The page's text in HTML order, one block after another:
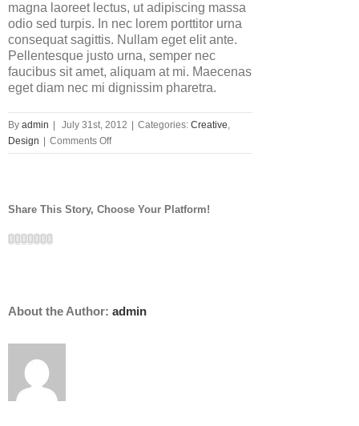
magna laoreet lectus, ut adipiscing massa
odio sed turpis. In nec lorem porttitor urna
consequat sagittis. Nullam eget elit ante.
Pellentesque justo urna, semper nec
faucibus sit amet, aliquam at mi. Maecenas
eget diam nec mi dignissim pharetra.
By admin July 31st, 2012 Categories: Creative,
Design
Comments Offon
Nunc
Cursus
Share This Story, Choose Your Platform!
Facebook
Twitter
Linkedin
Reddit
Google+
Pinterest
About the Author: admin